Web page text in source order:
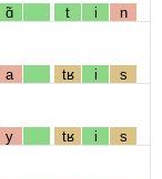
ɑ̃ t i n
a tʁ i s
y tʁ i s